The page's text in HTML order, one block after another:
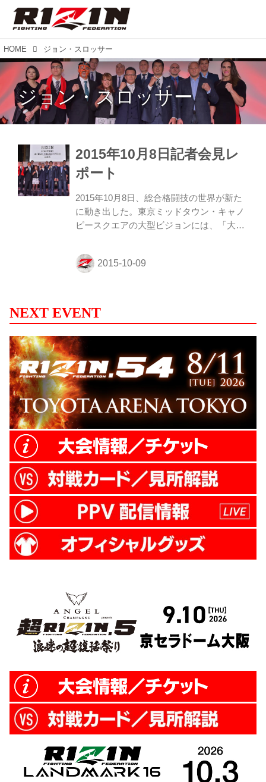
HOME ジョン・スロッサー
ジョン・スロッサー
2015年10月8日記者会見レ
ポート
2015年10月8日、総合格闘技の世界が新た
に動き出した。東京ミッドタウン・キャノ
ピースクエアの大型ビジョンには、「大晦
1,000人の格闘技ファンが集まる中、ステー
ジにエメリヤーエンコ・ヒョードルが登
男・榊原信行が現れた。 「2007年3月、私
は格闘技界からの引退を宣言しました。ま
ずは、当時全力で支えてくれた選手やファ
ンのみなさんにお詫びを申し上げたい。こ
の8年、格闘技以外のことで情熱をぶつけ
られるものはないかと探し続けましたが、
やはり自分のすべてをかけてチャレンジで
きる舞台...
NEXT EVENT